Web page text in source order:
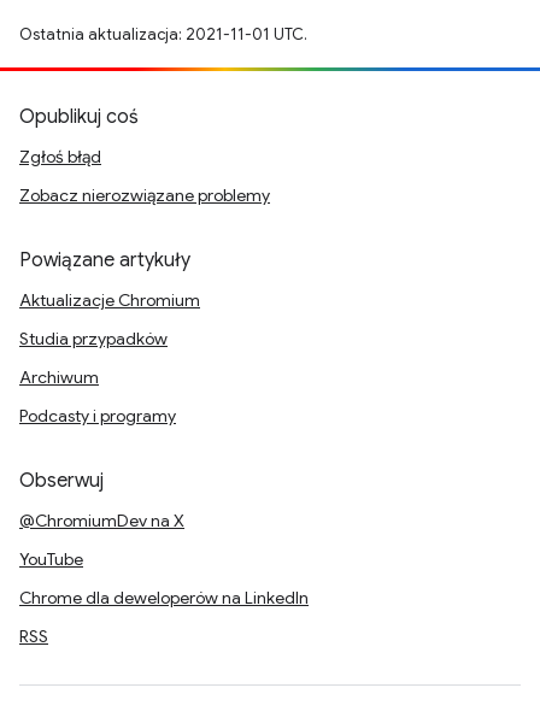
Ostatnia aktualizacja: 2021-11-01 UTC.
Opublikuj coś
Zgłoś błąd
Zobacz nierozwiązane problemy
Powiązane artykuły
Aktualizacje Chromium
Studia przypadków
Archiwum
Podcasty i programy
Obserwuj
@ChromiumDev na X
YouTube
Chrome dla deweloperów na LinkedIn
RSS